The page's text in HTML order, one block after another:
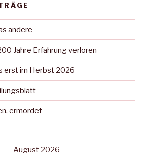
andere
Jahre Erfahrung verloren
erst im Herbst 2026
ermordet
August 2026